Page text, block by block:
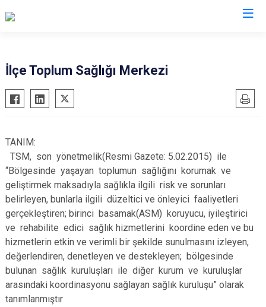
19 Mayıs
Alaçam
Ayvacık
Bafra
Çarşamba
Havza
Kavak
Ladik
Yakakent
Atakum
Canik
İlkadım
İlçe Toplum Sağlığı Merkezi
TANIM:
TSM, son yönetmelik(Resmi Gazete: 5.02.2015) ile
“Bölgesinde yaşayan toplumun sağlığını korumak ve
geliştirmek maksadıyla sağlıkla ilgili risk ve sorunları
belirleyen, bunlarla ilgili düzeltici ve önleyici faaliyetleri
gerçekleştiren; birinci basamak(ASM) koruyucu, iyileştirici
ve rehabilite edici sağlık hizmetlerini koordine eden ve bu
hizmetlerin etkin ve verimli bir şekilde sunulmasını izleyen,
değerlendiren, denetleyen ve destekleyen; bölgesinde
bulunan sağlık kuruluşları ile diğer kurum ve kuruluşlar
arasındaki koordinasyonu sağlayan sağlık kuruluşu” olarak
tanımlanmıştır